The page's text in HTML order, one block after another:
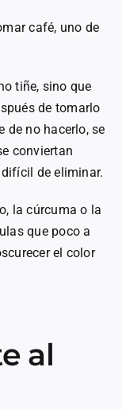
café, uno de
tiñe, sino que
de tomarlo
de no hacerlo, se
conviertan
de eliminar.
la cúrcuma o la
que poco a
el color
al